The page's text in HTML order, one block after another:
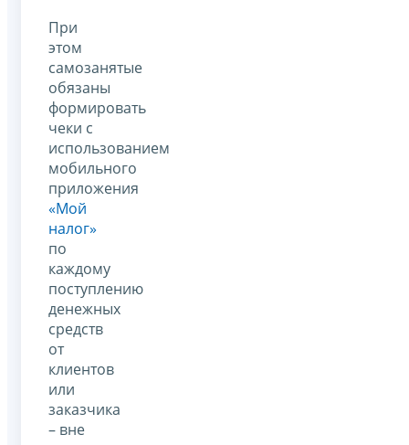
При
этом
самозанятые
обязаны
формировать
чеки с
использованием
мобильного
приложения
«Мой
налог»
по
каждому
поступлению
денежных
средств
от
клиентов
или
заказчика
– вне